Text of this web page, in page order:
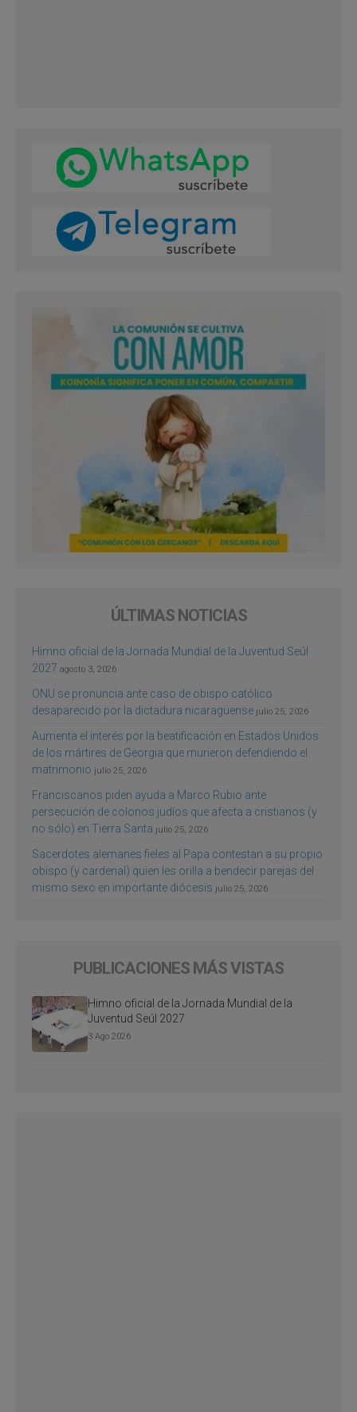
ÚLTIMAS NOTICIAS
Himno oficial de la Jornada Mundial de la Juventud Seúl
2027 agosto 3, 2026
ONU se pronuncia ante caso de obispo católico
desaparecido por la dictadura nicaragüense julio 25, 2026
Aumenta el interés por la beatificación en Estados Unidos
de los mártires de Georgia que murieron defendiendo el
matrimonio julio 25, 2026
Franciscanos piden ayuda a Marco Rubio ante
persecución de colonos judíos que afecta a cristianos (y
no sólo) en Tierra Santa julio 25, 2026
Sacerdotes alemanes fieles al Papa contestan a su propio
obispo (y cardenal) quien les orilla a bendecir parejas del
mismo sexo en importante diócesis julio 25, 2026
PUBLICACIONES MÁS VISTAS
Himno oficial de la Jornada Mundial de la
Juventud Seúl 2027
3 Ago 2026